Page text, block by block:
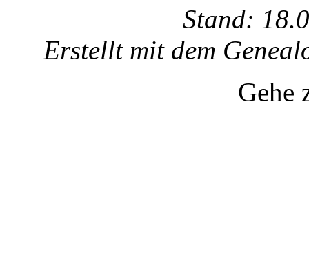
Stand:
Erstellt mit dem
Gehe